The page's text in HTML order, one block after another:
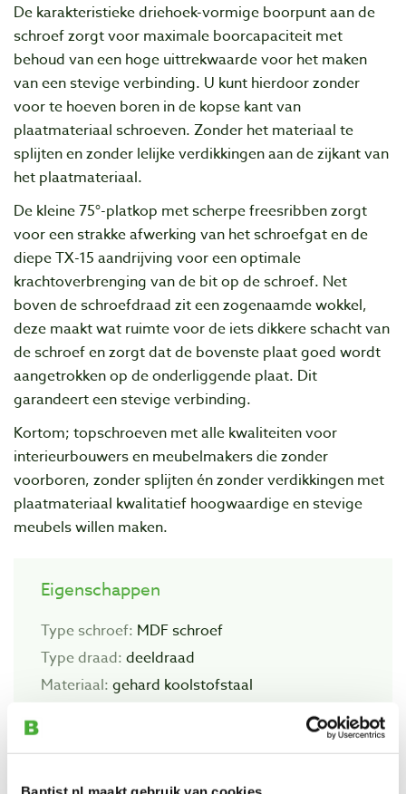
De karakteristieke driehoek-vormige boorpunt aan de
schroef zorgt voor maximale boorcapaciteit met
behoud van een hoge uittrekwaarde voor het maken
van een stevige verbinding. U kunt hierdoor zonder
voor te hoeven boren in de kopse kant van
plaatmateriaal schroeven. Zonder het materiaal te
splijten en zonder lelijke verdikkingen aan de zijkant van
het plaatmateriaal.
De kleine 75°-platkop met scherpe freesribben zorgt
voor een strakke afwerking van het schroefgat en de
diepe TX-15 aandrijving voor een optimale
krachtoverbrenging van de bit op de schroef. Net
boven de schroefdraad zit een zogenaamde wokkel,
deze maakt wat ruimte voor de iets dikkere schacht van
de schroef en zorgt dat de bovenste plaat goed wordt
aangetrokken op de onderliggende plaat. Dit
garandeert een stevige verbinding.
Kortom; topschroeven met alle kwaliteiten voor
interieurbouwers en meubelmakers die zonder
voorboren, zonder splijten én zonder verdikkingen met
plaatmateriaal kwalitatief hoogwaardige en stevige
meubels willen maken.
Eigenschappen
Type schroef: MDF schroef
Type draad: deeldraad
Materiaal: gehard koolstofstaal